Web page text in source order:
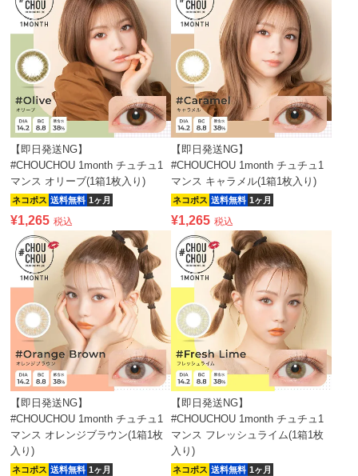
【即日発送NG】
#CHOUCHOU 1month チュチュ1
マンス オリーブ(1箱1枚入り)
ネコポス 送料無料 1ヶ月
¥1,265 税込
【即日発送NG】
#CHOUCHOU 1month チュチュ1
マンス キャラメル(1箱1枚入り)
ネコポス 送料無料 1ヶ月
¥1,265 税込
【即日発送NG】
#CHOUCHOU 1month チュチュ1
マンス オレンジブラウン(1箱1枚
入り)
ネコポス 送料無料 1ヶ月
【即日発送NG】
#CHOUCHOU 1month チュチュ1
マンス フレッシュライム(1箱1枚
入り)
ネコポス 送料無料 1ヶ月